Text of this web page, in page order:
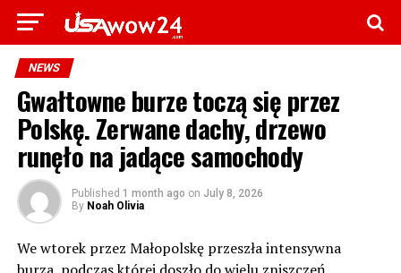
NEWS
Gwałtowne burze toczą się przez
Polskę. Zerwane dachy, drzewo
runęło na jadące samochody
Published 1 month ago on July 8, 2026
By Noah Olivia
We wtorek przez Małopolskę przeszła intensywna